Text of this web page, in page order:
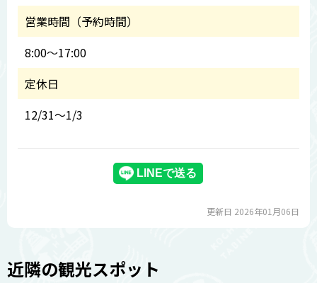
営業時間（予約時間）
8:00～17:00
定休日
12/31～1/3
更新日 2026年01月06日
近隣の観光スポット